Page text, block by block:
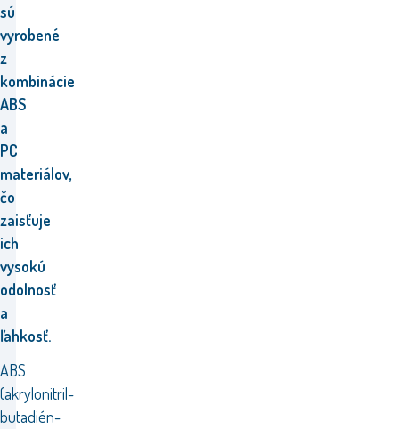
sú
vyrobené
z
kombinácie
ABS
a
PC
materiálov,
čo
zaisťuje
ich
vysokú
odolnosť
a
ľahkosť.
ABS
(akrylonitril-
butadién-